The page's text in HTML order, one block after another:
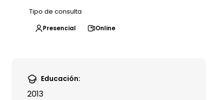
Tipo de consulta
Presencial
Online
Educación:
2013